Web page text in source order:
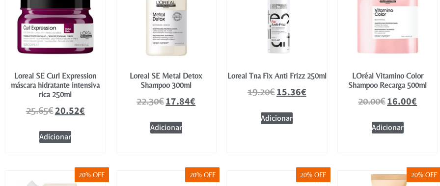
Loreal SE Curl Expression
máscara hidratante intensiva
rica 250ml
25.65€20.52€
Adicionar
Loreal SE Metal Detox
Shampoo 300ml
22.30€17.84€
Adicionar
Loreal Tna Fix Anti Frizz 250ml
19.20€15.36€
Adicionar
LOréal Vitamino Color
Shampoo Recarga 500ml
20.00€16.00€
Adicionar
20% OFF 20% OFF 20% OFF 20% OFF